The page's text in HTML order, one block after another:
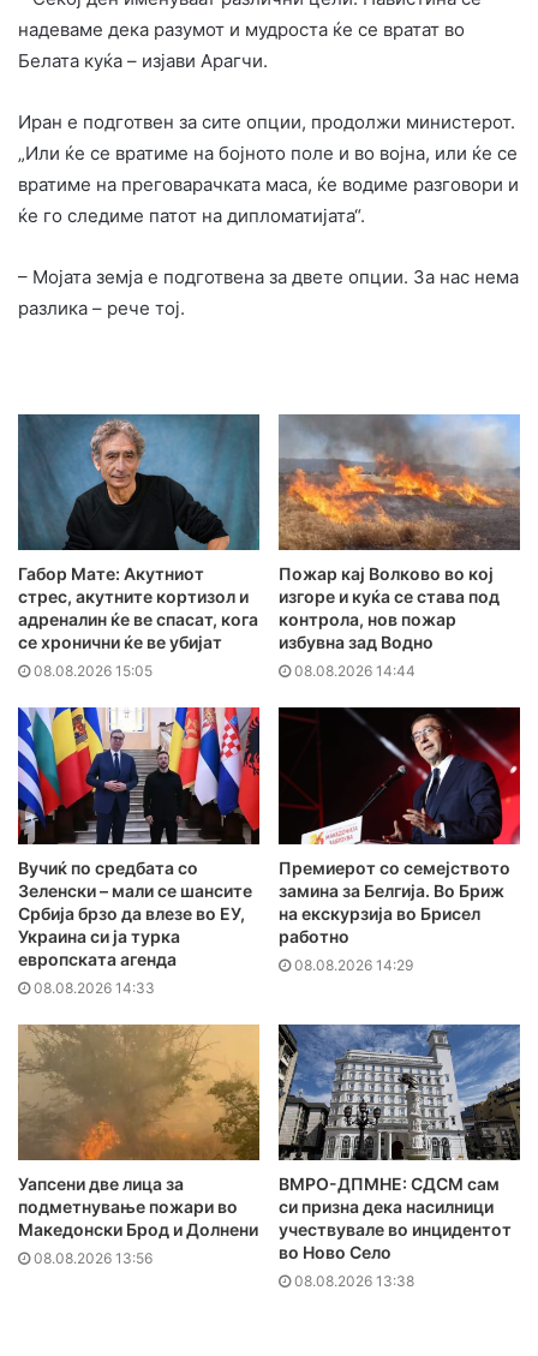
надеваме дека разумот и мудроста ќе се вратат во
Белата куќа – изјави Арагчи.
Иран е подготвен за сите опции, продолжи министерот.
„Или ќе се вратиме на бојното поле и во војна, или ќе се
вратиме на преговарачката маса, ќе водиме разговори и
ќе го следиме патот на дипломатијата“.
– Мојата земја е подготвена за двете опции. За нас нема
разлика – рече тој.
Габор Мате: Акутниот
стрес, акутните кортизол и
адреналин ќе ве спасат, кога
се хронични ќе ве убијат
08.08.2026 15:05
Пожар кај Волково во кој
изгоре и куќа се става под
контрола, нов пожар
избувна зад Водно
08.08.2026 14:44
Вучиќ по средбата со
Зеленски – мали се шансите
Србија брзо да влезе во ЕУ,
Украина си ја турка
европската агенда
08.08.2026 14:33
Премиерот со семејството
замина за Белгија. Во Бриж
на екскурзија во Брисел
работно
08.08.2026 14:29
Уапсени две лица за
подметнување пожари во
Македонски Брод и Долнени
08.08.2026 13:56
ВМРО-ДПМНЕ: СДСМ сам
си призна дека насилници
учествувале во инцидентот
во Ново Село
08.08.2026 13:38